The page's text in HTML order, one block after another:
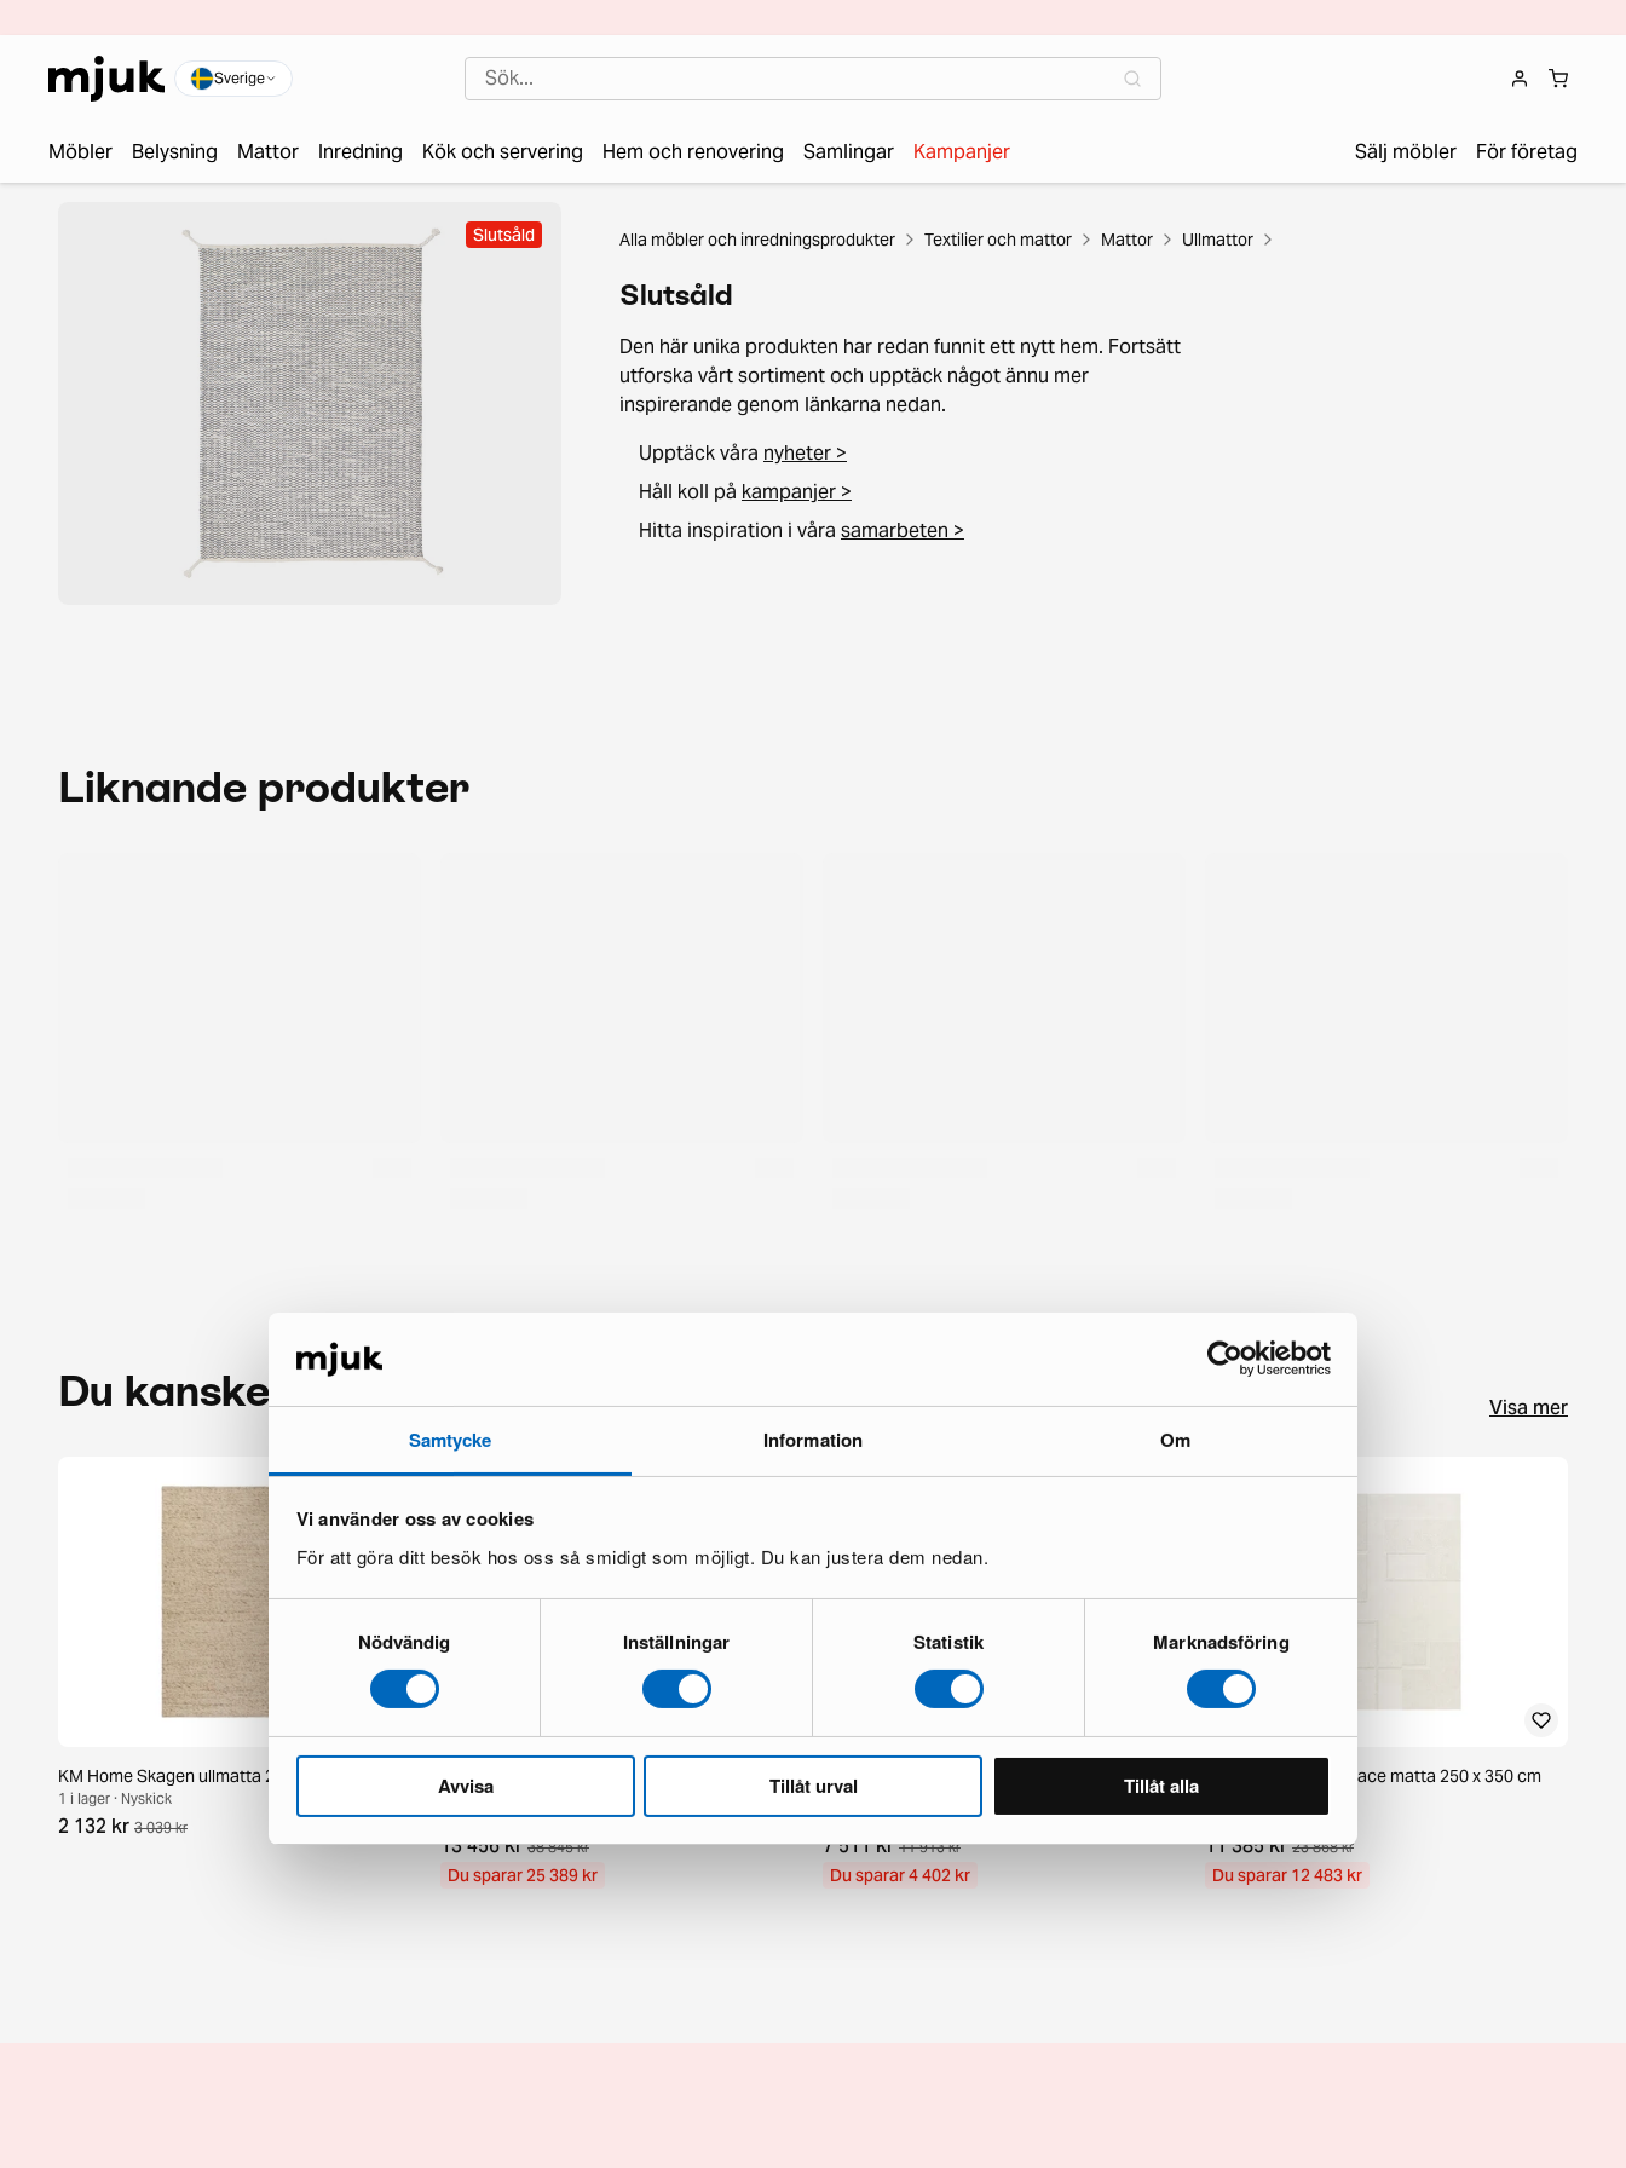
Samtycke Information Om
Vi använder oss av cookies
För att göra ditt besök hos oss så smidigt som möjligt. Du kan justera dem nedan.
Nödvändig Inställningar Statistik Marknadsföring
Avvisa Tillåt urval Tillåt alla
Sverige
Möbler Belysning Mattor Inredning Kök och servering Hem och renovering Samlingar Kampanjer Sälj möbler För företag
Slutsåld Alla möbler och inredningsprodukter Textilier och mattor Mattor Ullmattor
Slutsåld
Den här unika produkten har redan funnit ett nytt hem. Fortsätt
utforska vårt sortiment och upptäck något ännu mer
inspirerande genom länkarna nedan.
Upptäck våra nyheter >
Håll koll på kampanjer >
Hitta inspiration i våra samarbeten >
Liknande produkter
Du kanske också gillar Visa mer
KM Home Skagen ullmatta 200 x 300 cm beige
1 i lager · Nyskick
2 132 kr 3 039 kr
Layered Erik Bratsberg Lozza ullmatta 300 x
400 cm Teal
1 i lager · Okej skick
13 456 kr 38 845 kr
Du sparar 25 389 kr
Layered Shaggy matta 180 x 270 cm Bone
White
1 i lager · Nyskick
7 511 kr 11 913 kr
Du sparar 4 402 kr
Layered Swedish Grace matta 250 x 350 cm
1 i lager · Bra skick
11 385 kr 23 868 kr
Du sparar 12 483 kr